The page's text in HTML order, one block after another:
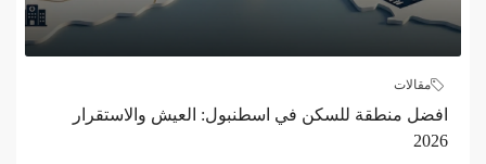
مقالات
افضل منطقة للسكن في اسطنبول: العيش والاستقرار
2026